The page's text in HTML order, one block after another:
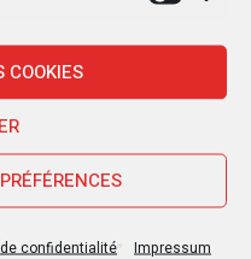
COOKIES
confidentialité Impressum
diplomatie
sous haute